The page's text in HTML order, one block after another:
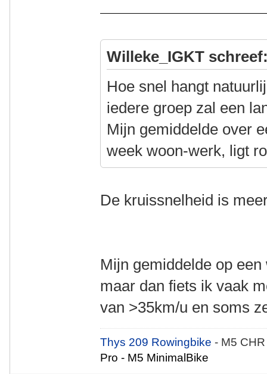
Willeke_IGKT
Hoe snel hangt
iedere groep zal een
Mijn gemiddelde over
week woon-werk, ligt
De kruissnelheid is
Mijn gemiddelde op
maar dan fiets ik vaak
van >35km/u en soms
Thys 209 Rowingbike- M5
Pro - M5 MinimalBike